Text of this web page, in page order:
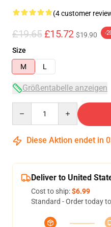
(4 customer
£19.65 £15.72 $19.90 -
Size
M
L
Größentabelle anzeigen
Diese Aktion endet in
Deliver to United
Cost to ship:$6.99
Standard - Order today